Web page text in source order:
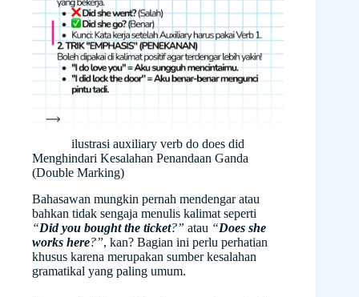
ilustrasi auxiliary verb do does did
Menghindari Kesalahan Penandaan Ganda
(Double Marking)
Bahasawan mungkin pernah mendengar atau
bahkan tidak sengaja menulis kalimat seperti
“Did you bought the ticket?” atau “Does she
works here?”, kan? Bagian ini perlu perhatian
khusus karena merupakan sumber kesalahan
gramatikal yang paling umum.